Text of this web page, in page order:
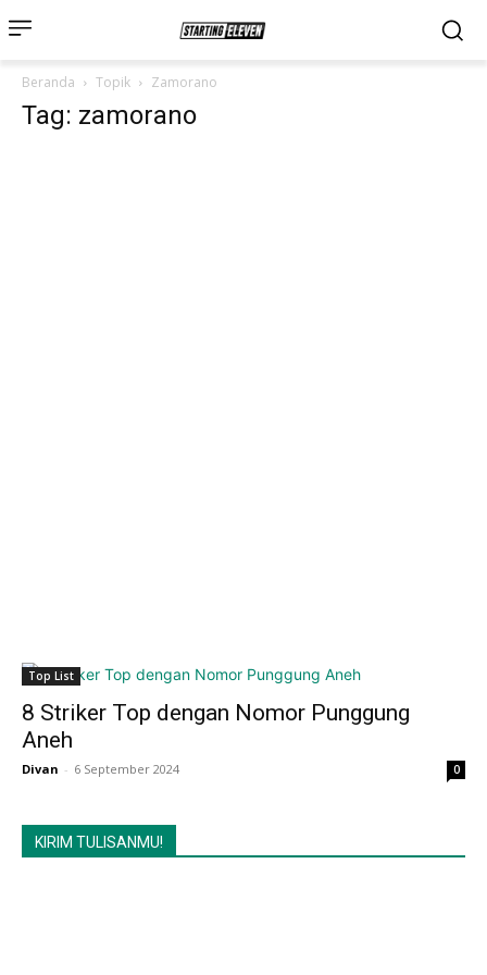
Beranda Topik Zamorano
Tag: zamorano
Top List
8 Striker Top dengan Nomor Punggung
Aneh
Divan - 6 September 2024 0
KIRIM TULISANMU!